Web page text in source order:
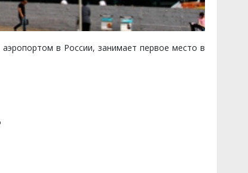
в России, занимает первое место в